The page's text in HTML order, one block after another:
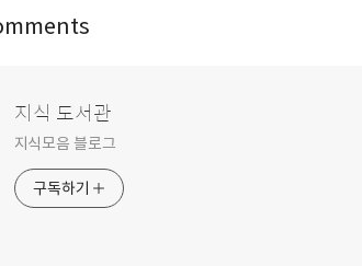
지식 도서관
지식모음 블로그
구독하기